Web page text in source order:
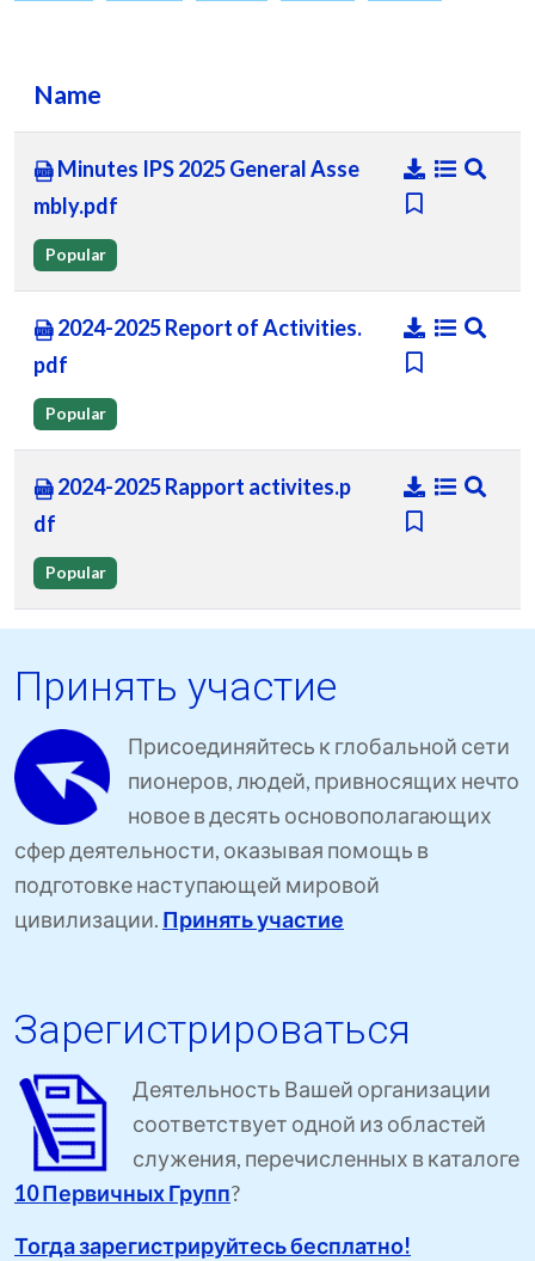
Name
Minutes IPS 2025 General Asse
mbly.pdf
Popular
2024-2025 Report of Activities.
pdf
Popular
2024-2025 Rapport activites.p
df
Popular
Принять участие
Присоединяйтесь к глобальной сети
пионеров, людей, привносящих нечто
новое в десять основополагающих
сфер деятельности, оказывая помощь в
подготовке наступающей мировой
цивилизации. Принять участие
Зарегистрироваться
Деятельность Вашей организации
соответствует одной из областей
служения, перечисленных в каталоге
10 Первичных Групп?
Тогда зарегистрируйтесь бесплатно!